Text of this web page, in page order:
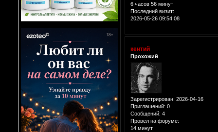
6 часов 56 минут
Последний визит:
2026-05-26 09:54:08
кентий
Прохожий
Зарегистрирован: 2026-04-16
Приглашений: 0
Сообщений: 4
Провел на форуме:
14 минут